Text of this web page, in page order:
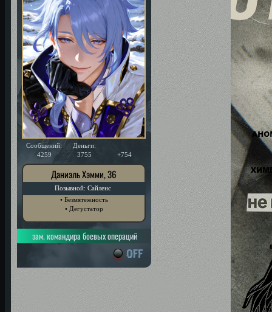
Сообщений:
4259
Деньги:
3755
+754
Даниэль Хэмми, 36
• Безмятежность
• Дегустатор
Позывной: Сайленс
зам. командира боевых операций